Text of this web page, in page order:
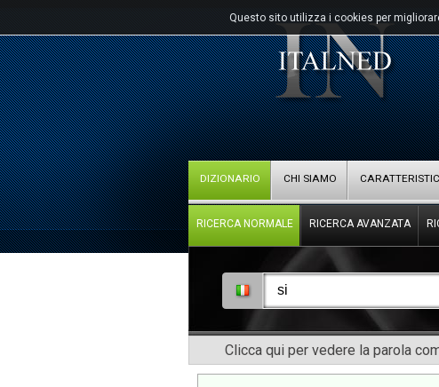
Questo sito utilizza i cookies per
DIZIONARIO CHI SIAMO
RICERCA NORMALE RICERCA AVANZATA
Clicca qui per vedere la parola